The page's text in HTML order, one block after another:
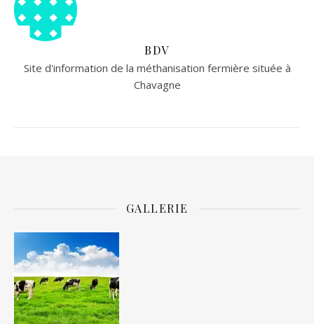
BDV
Site d'information de la méthanisation fermière située à
Chavagne
GALLERIE